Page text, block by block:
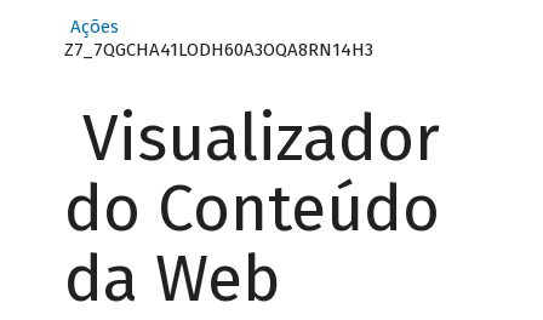
Ações
Z7_7QGCHA41LODH60A3OQA8RN14H3
Visualizador
do Conteúdo
da Web